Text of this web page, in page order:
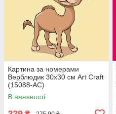
Картина за номерами
Верблюдик 30х30 см Art Craft
(15088-AC)
В наявності